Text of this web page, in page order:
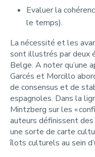
Evaluer la
le temps).
La nécessité et les
sont illustrés par deux
Belge. A noter qu’une
Garcés et Morcillo
de consensus et de
espagnoles. Dans la
Mintzberg sur les «
auteurs définissent
une sorte de carte
îlots culturels au sein